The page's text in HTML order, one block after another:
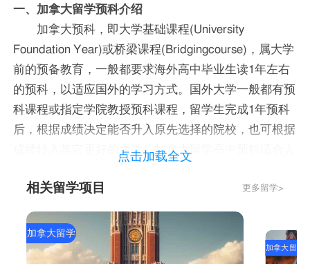
一、加拿大留学预科介绍
加拿大预科，即大学基础课程(University
Foundation Year)或桥梁课程(Bridgingcourse)，属大学
前的预备教育，一般都要求海外高中毕业生读1年左右
的预科，以适应国外的学习方式。国外大学一般都有预
科课程或指定学院教授预科课程，留学生完成1年预科
后，根据成绩决定能否升入原先选择的院校，也可根据
成绩转入其它更好的大学。加拿大留学高中预科适合人
加拿大高三课程。课程长度：一年制，如果毕业时某一
课程成绩不及格或不满意，可以选择重修该课程。
二、加拿大高中留学读预科的好处
1、加拿大高中留学先读预科更易申请加拿大学
点击加载全文
相关留学项目 更多留学>
加拿大留学
加拿大留学